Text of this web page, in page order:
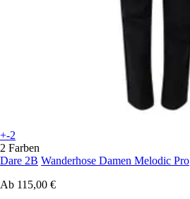
+-2
2 Farben
Dare 2B Wanderhose Damen Melodic Pro
Ab 115,00 €